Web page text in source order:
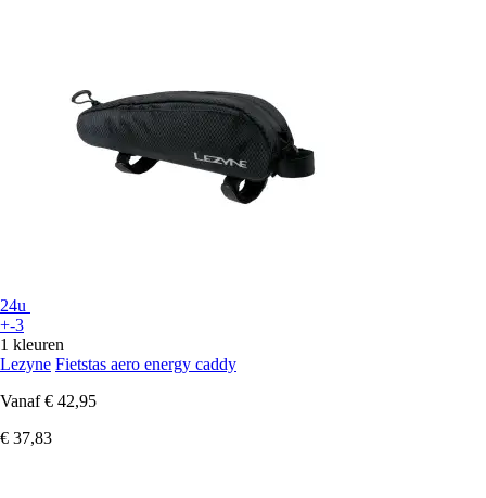
24u
+-3
1 kleuren
Lezyne Fietstas aero energy caddy
Vanaf € 42,95
€ 37,83